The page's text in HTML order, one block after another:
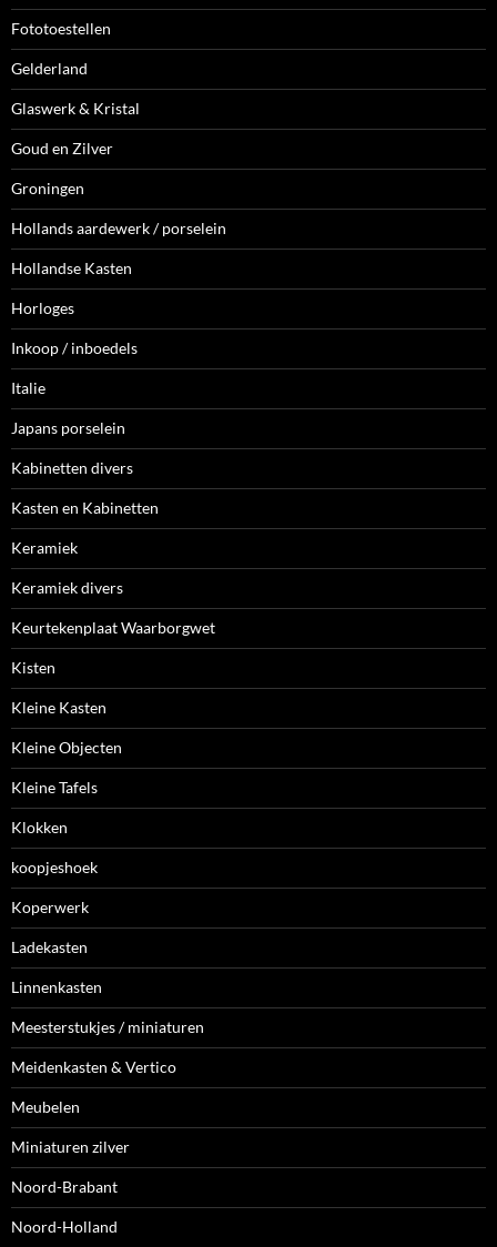
Fototoestellen
Gelderland
Glaswerk & Kristal
Goud en Zilver
Groningen
Hollands aardewerk / porselein
Hollandse Kasten
Horloges
Inkoop / inboedels
Italie
Japans porselein
Kabinetten divers
Kasten en Kabinetten
Keramiek
Keramiek divers
Keurtekenplaat Waarborgwet
Kisten
Kleine Kasten
Kleine Objecten
Kleine Tafels
Klokken
koopjeshoek
Koperwerk
Ladekasten
Linnenkasten
Meesterstukjes / miniaturen
Meidenkasten & Vertico
Meubelen
Miniaturen zilver
Noord-Brabant
Noord-Holland